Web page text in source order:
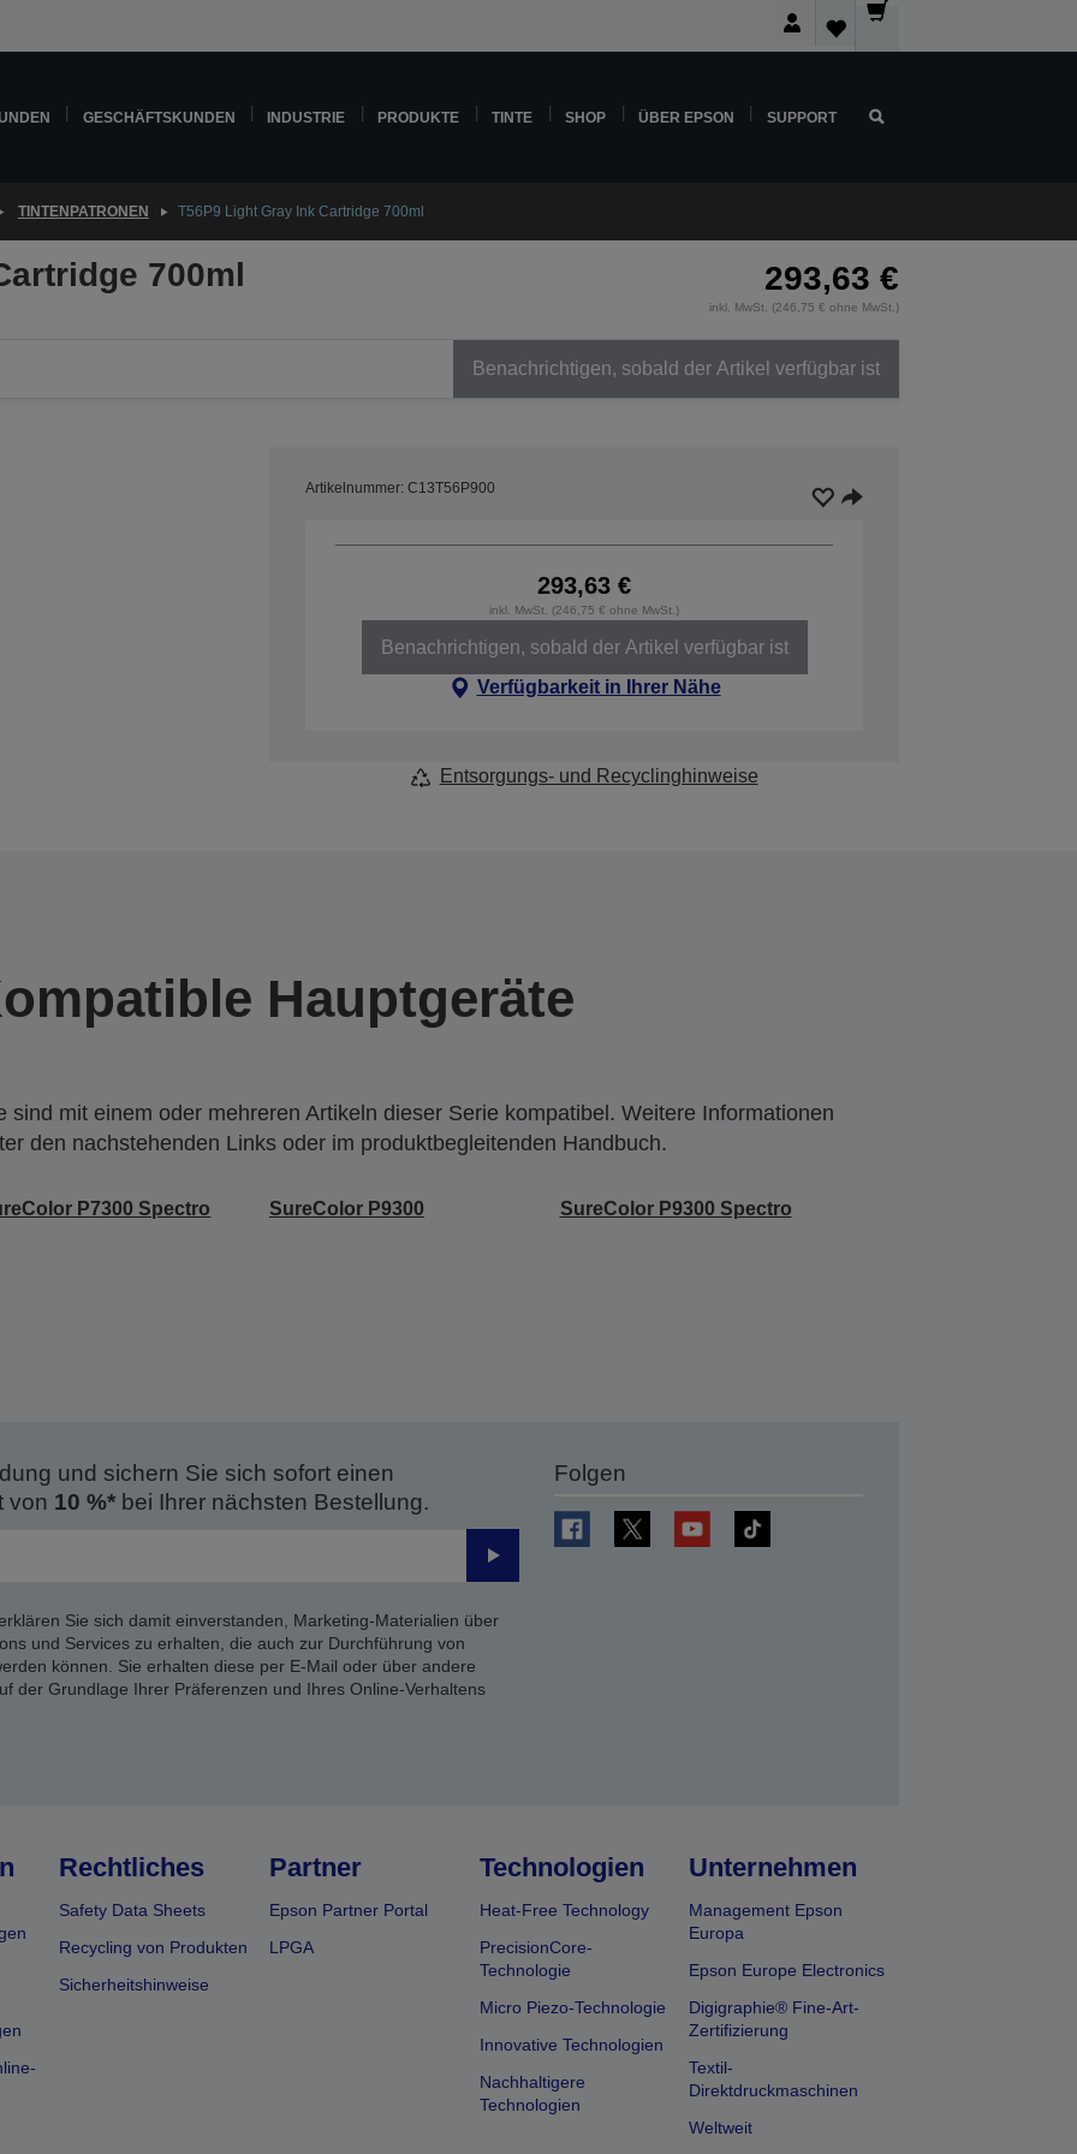
GESCHÄFTSKUNDEN INDUSTRIE PRODUKTE TINTE SHOP ÜBER EPSON SUPPORT
TINTENPATRONEN T56P9 Light Gray Ink Cartridge 700ml
700ml 293,63 €
inkl. MwSt. (246,75 € ohne MwSt.)
Benachrichtigen, sobald der Artikel verfügbar ist
Artikelnummer: C13T56P900
293,63 €
inkl. MwSt. (246,75 € ohne MwSt.)
Benachrichtigen, sobald der Artikel verfügbar ist
Verfügbarkeit in Ihrer Nähe
Entsorgungs- und Recyclinghinweise
Hauptgeräte
sind mit einem oder mehreren Artikeln dieser Serie kompatibel. Weitere Informationen
den nachstehenden Links oder im produktbegleitenden Handbuch.
P7300 Spectro SureColor P9300 SureColor P9300 Spectro
und sichern Sie sich sofort einen
von 10 %*bei Ihrer nächsten Bestellung.
Senden
Sie sich damit einverstanden, Marketing-Materialien über
und Services zu erhalten, die auch zur Durchführung von
können. Sie erhalten diese per E-Mail oder über andere
der Grundlage Ihrer Präferenzen und Ihres Online-Verhaltens
Folgen
Rechtliches
Safety Data Sheets
Recycling von Produkten
Sicherheitshinweise
Partner
Epson Partner Portal
LPGA
Technologien
Heat-Free Technology
PrecisionCore-
Technologie
Micro Piezo-Technologie
Innovative Technologien
Nachhaltigere
Technologien
Unternehmen
Management Epson
Europa
Epson Europe Electronics
Digigraphie® Fine-Art-
Zertifizierung
Textil-
Direktdruckmaschinen
Weltweit